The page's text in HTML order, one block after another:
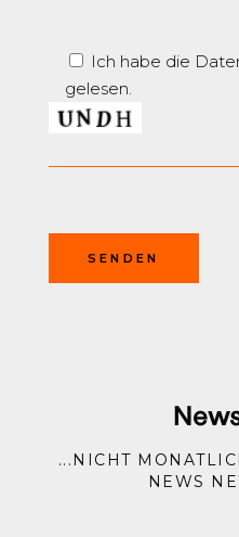
Ich habe die
gelesen.
...NICHT
NEWS